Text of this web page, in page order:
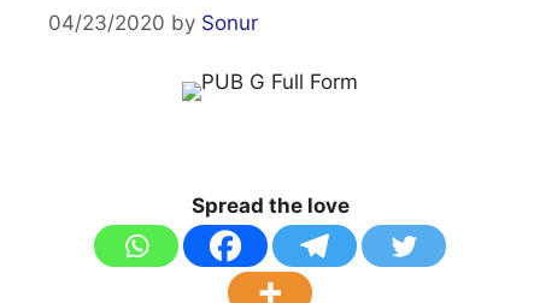
04/23/2020 by Sonur
Spread the love